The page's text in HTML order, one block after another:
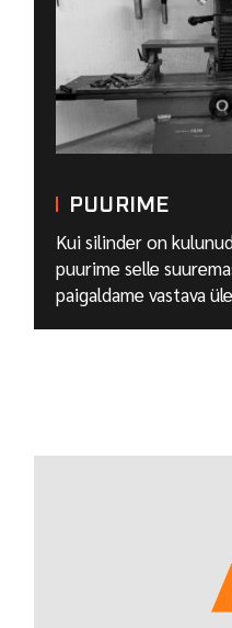
PUURIME
Kui silinder on
puurime selle
paigaldame vastava